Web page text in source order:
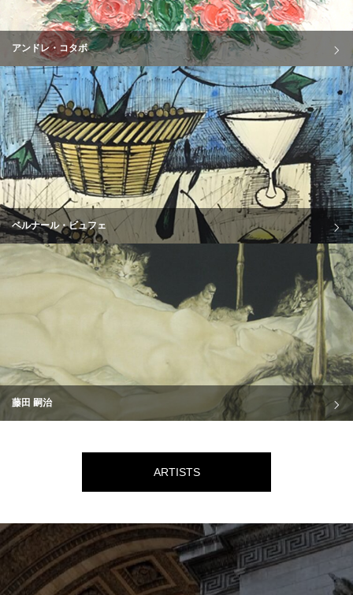
アンドレ・コタボ
ベルナール・ビュフェ
藤田 嗣治
ARTISTS